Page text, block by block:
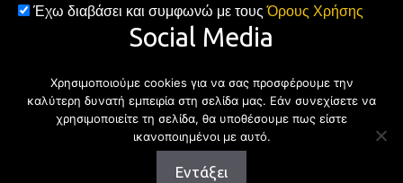
Έχω διαβάσει και συμφωνώ με τουςΌρους Χρήσης
Social Media
FacebookTwitter Instagram
Χρησιμοποιούμε cookies για να σας προσφέρουμε την
καλύτερη δυνατή εμπειρία στη σελίδα μας. Εάν συνεχίσετε να
χρησιμοποιείτε τη σελίδα, θα υποθέσουμε πως είστε
ικανοποιημένοι με αυτό.
Εντάξει